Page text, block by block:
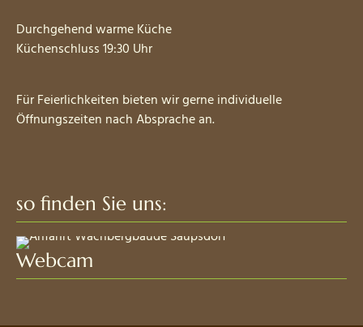
Durchgehend warme Küche
Küchenschluss 19:30 Uhr
Für Feierlichkeiten bieten wir gerne individuelle
Öffnungszeiten nach Absprache an.
so finden Sie uns:
Webcam